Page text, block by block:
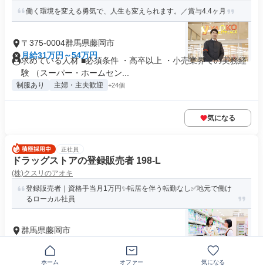
働く環境を変える勇気で、人生も変えられます。／賞与4.4ヶ月
〒375-0004群馬県藤岡市
月給31万円～54万円
求めている人材 ■必須条件 ・高卒以上 ・小売業界での実務経
験 （スーパー・ホームセン...
制服あり 主婦・主夫歓迎 +24個
気になる
正社員
ドラッグストアの登録販売者 198-L
(株)クスリのアオキ
登録販売者｜資格手当月1万円✨転居を伴う転勤なし✅地元で働け
るローカル社員
群馬県藤岡市
求める人材: ✨必須条件✨ ・高卒以上 ・普通自動車免許（AT
限定可） ・医薬品登録...
ホーム オファー 気になる